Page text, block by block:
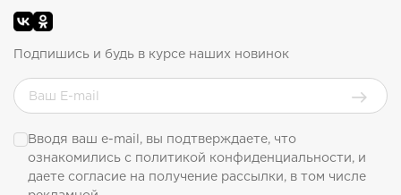
Подпишись и будь в курсе наших новинок
Вводя ваш e-mail, вы подтверждаете, что
ознакомились с политикой конфиденциальности, и
даете согласие на получение рассылки, в том числе